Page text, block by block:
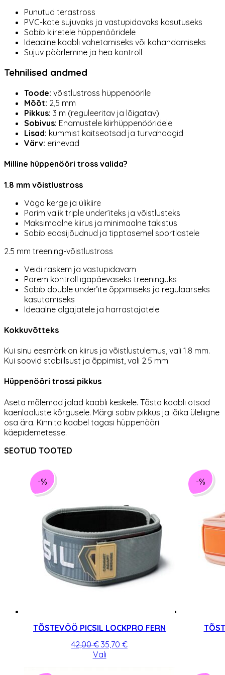
Punutud terastross
PVC-kate sujuvaks ja vastupidavaks kasutuseks
Sobib kiiretele hüppenööridele
Ideaalne kaabli vahetamiseks või kohandamiseks
Sujuv pöörlemine ja hea kontroll
Tehnilised andmed
Toode: võistlustross hüppenöörile
Mõõt: 2,5 mm
Pikkus: 3 m (reguleeritav ja lõigatav)
Sobivus: Enamustele kiirhüppenööridele
Lisad: kummist kaitseotsad ja turvahaagid
Värv: erinevad
Milline hüppenööri tross valida?
1.8 mm võistlustross
Väga kerge ja ülikiire
Parim valik triple under’iteks ja võistlusteks
Maksimaalne kiirus ja minimaalne takistus
Sobib edasijõudnud ja tipptasemel sportlastele
2.5 mm treening-võistlustross
Veidi raskem ja vastupidavam
Parem kontroll igapäevaseks treeninguks
Sobib double under’ite õppimiseks ja regulaarseks
kasutamiseks
Ideaalne algajatele ja harrastajatele
Kokkuvõtteks
Kui sinu eesmärk on kiirus ja võistlustulemus, vali 1.8 mm.
Kui soovid stabiilsust ja õppimist, vali 2.5 mm.
Hüppenööri trossi pikkus
Aseta mõlemad jalad kaabli keskele. Tõsta kaabli otsad
kaenlaaluste kõrgusele. Märgi sobiv pikkus ja lõika üleliigne
osa ära. Kinnita kaabel tagasi hüppenööri
käepidemetesse.
SEOTUD TOOTED
-%
TÕSTEVÖÖ PICSIL LOCKPRO FERN
42,00€ Algne
hind
35,70 €Praegune
ValiSellel
-%